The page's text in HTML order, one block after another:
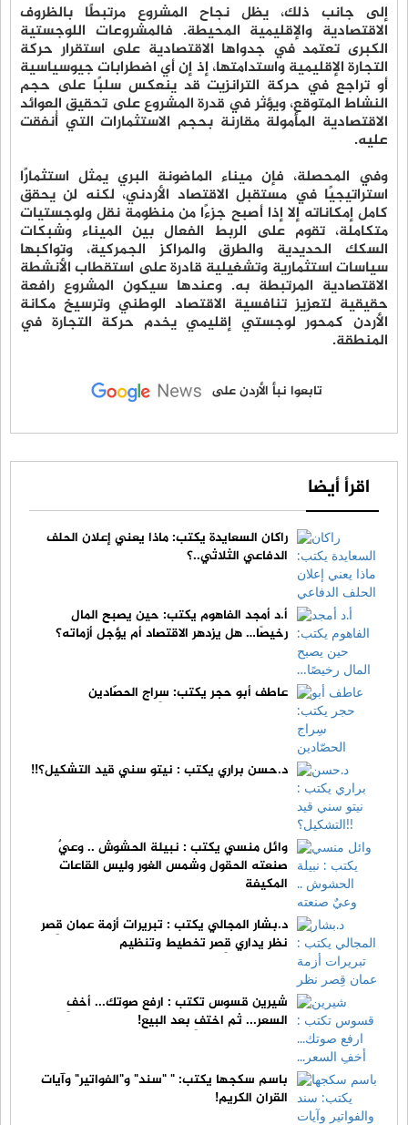
إلى جانب ذلك، يظل نجاح المشروع مرتبطًا بالظروف
الاقتصادية والإقليمية المحيطة. فالمشروعات اللوجستية
الكبرى تعتمد في جدواها الاقتصادية على استقرار حركة
التجارة الإقليمية واستدامتها، إذ إن أي اضطرابات جيوسياسية
أو تراجع في حركة الترانزيت قد ينعكس سلبًا على حجم
النشاط المتوقع، ويؤثر في قدرة المشروع على تحقيق العوائد
الاقتصادية المأمولة مقارنة بحجم الاستثمارات التي أُنفقت
عليه.
وفي المحصلة، فإن ميناء الماضونة البري يمثل استثمارًا
استراتيجيًا في مستقبل الاقتصاد الأردني، لكنه لن يحقق
كامل إمكاناته إلا إذا أصبح جزءًا من منظومة نقل ولوجستيات
متكاملة، تقوم على الربط الفعال بين الميناء وشبكات
السكك الحديدية والطرق والمراكز الجمركية، وتواكبها
سياسات استثمارية وتشغيلية قادرة على استقطاب الأنشطة
الاقتصادية المرتبطة به. وعندها سيكون المشروع رافعة
حقيقية لتعزيز تنافسية الاقتصاد الوطني وترسيخ مكانة
الأردن كمحور لوجستي إقليمي يخدم حركة التجارة في
المنطقة.
تابعوا نبأ الأردن على
اقرأ أيضا
راكان السعايدة يكتب: ماذا يعني إعلان الحلف
الدفاعي الثلاثي..؟
أ.د أمجد الفاهوم يكتب: حين يصبح المال
رخيصًا… هل يزدهر الاقتصاد أم يؤجل أزماته؟
عاطف أبو حجر يكتب: سِراج الحصّادين
د.حسن براري يكتب : نيتو سني قيد التشكيل؟!!
وائل منسي يكتب : نبيلة الحشوش .. وعيٌ
صنعته الحقول وشمس الغور وليس القاعات
المكيفة
د.بشار المجالي يكتب : تبريرات أزمة عمان قِصر
نظر يداري قِصر تخطيط وتنظيم
شيرين قسوس تكتب : ارفع صوتك... أخفِ
السعر... ثم اختفِ بعد البيع!
باسم سكجها يكتب: " "سند" و"الفواتير" وآيات
القران الكريم!